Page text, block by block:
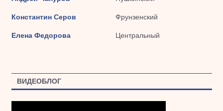
Константин Серов Фрунзенский
Елена Федорова Центральный
ВИДЕОБЛОГ